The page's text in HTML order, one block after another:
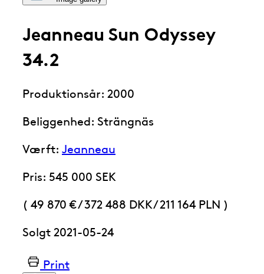
Jeanneau Sun Odyssey
34.2
Produktionsår: 2000
Beliggenhed: Strängnäs
Værft: Jeanneau
Pris: 545 000 SEK
( 49 870 €/372 488 DKK/211 164 PLN )
Solgt 2021-05-24
Print